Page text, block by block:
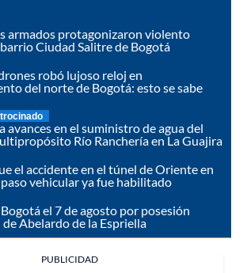
armados protagonizaron violento
Ciudad Salitre de Bogotá
robó lujoso reloj en
del norte de Bogotá: esto se sabe
avances en el suministro de agua del
Río Ranchería en La Guajira
el accidente en el túnel de Oriente en
vehicular ya fue habilitado
el 7 de agosto por posesión
Abelardo de la Espriella
PUBLICIDAD